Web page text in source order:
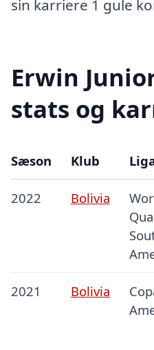
sin karriere 1 gule
Erwin
stats og
Sæson Klub
2022 Bolivia
2021 Bolivia